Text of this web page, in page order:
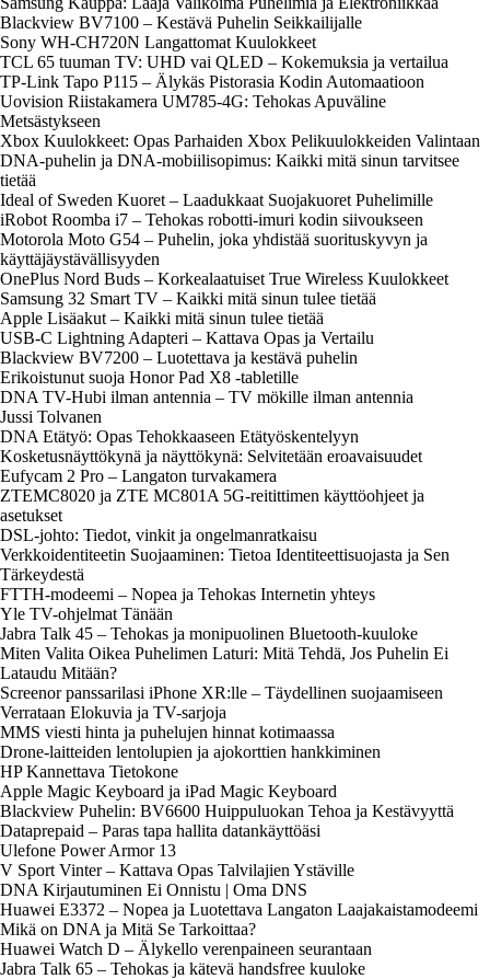
Blackview BV7100 – Kestävä Puhelin Seikkailijalle
Sony WH-CH720N Langattomat Kuulokkeet
TCL 65 tuuman TV: UHD vai QLED – Kokemuksia ja vertailua
TP-Link Tapo P115 – Älykäs Pistorasia Kodin Automaatioon
Uovision Riistakamera UM785-4G: Tehokas Apuväline
Metsästykseen
Xbox Kuulokkeet: Opas Parhaiden Xbox Pelikuulokkeiden Valintaan
DNA-puhelin ja DNA-mobiilisopimus: Kaikki mitä sinun tarvitsee
tietää
Ideal of Sweden Kuoret – Laadukkaat Suojakuoret Puhelimille
iRobot Roomba i7 – Tehokas robotti-imuri kodin siivoukseen
Motorola Moto G54 – Puhelin, joka yhdistää suorituskyvyn ja
käyttäjäystävällisyyden
OnePlus Nord Buds – Korkealaatuiset True Wireless Kuulokkeet
Samsung 32 Smart TV – Kaikki mitä sinun tulee tietää
Apple Lisäakut – Kaikki mitä sinun tulee tietää
USB-C Lightning Adapteri – Kattava Opas ja Vertailu
Blackview BV7200 – Luotettava ja kestävä puhelin
Erikoistunut suoja Honor Pad X8 -tabletille
DNA TV-Hubi ilman antennia – TV mökille ilman antennia
Jussi Tolvanen
DNA Etätyö: Opas Tehokkaaseen Etätyöskentelyyn
Kosketusnäyttökynä ja näyttökynä: Selvitetään eroavaisuudet
Eufycam 2 Pro – Langaton turvakamera
ZTEMC8020 ja ZTE MC801A 5G-reitittimen käyttöohjeet ja
asetukset
DSL-johto: Tiedot, vinkit ja ongelmanratkaisu
Verkkoidentiteetin Suojaaminen: Tietoa Identiteettisuojasta ja Sen
Tärkeydestä
FTTH-modeemi – Nopea ja Tehokas Internetin yhteys
Yle TV-ohjelmat Tänään
Jabra Talk 45 – Tehokas ja monipuolinen Bluetooth-kuuloke
Miten Valita Oikea Puhelimen Laturi: Mitä Tehdä, Jos Puhelin Ei
Lataudu Mitään?
Screenor panssarilasi iPhone XR:lle – Täydellinen suojaamiseen
Verrataan Elokuvia ja TV-sarjoja
MMS viesti hinta ja puhelujen hinnat kotimaassa
Drone-laitteiden lentolupien ja ajokorttien hankkiminen
HP Kannettava Tietokone
Apple Magic Keyboard ja iPad Magic Keyboard
Blackview Puhelin: BV6600 Huippuluokan Tehoa ja Kestävyyttä
Dataprepaid – Paras tapa hallita datankäyttöäsi
Ulefone Power Armor 13
V Sport Vinter – Kattava Opas Talvilajien Ystäville
DNA Kirjautuminen Ei Onnistu | Oma DNS
Huawei E3372 – Nopea ja Luotettava Langaton Laajakaistamodeemi
Mikä on DNA ja Mitä Se Tarkoittaa?
Huawei Watch D – Älykello verenpaineen seurantaan
Jabra Talk 65 – Tehokas ja kätevä handsfree kuuloke